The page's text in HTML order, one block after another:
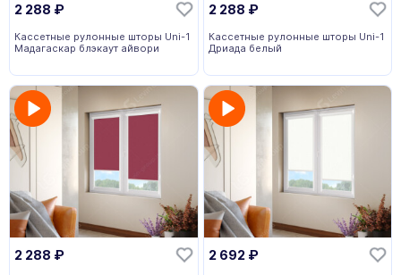
2 288 ₽
Кассетные рулонные шторы Uni-1
Мадагаскар блэкаут айвори
2 288 ₽
Кассетные рулонные шторы Uni-1
Дриада белый
2 288 ₽ 2 692 ₽